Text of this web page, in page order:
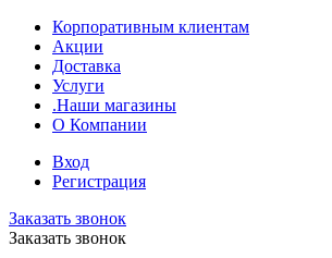
Корпоративным клиентам
Акции
Доставка
Услуги
.Наши магазины
О Компании
Вход
Регистрация
Заказать звонок
Заказать звонок